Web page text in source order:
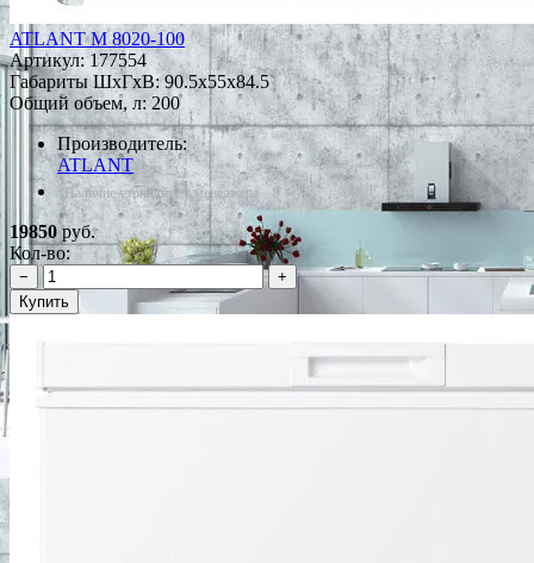
ATLANT М 8020-100
Артикул: 177554
Габариты ШxГxВ: 90.5x55x84.5
Общий объем, л: 200
Производитель:
ATLANT
*Наличие уточняйте у менеджера
19850руб.
Кол-во:
−
+
Купить